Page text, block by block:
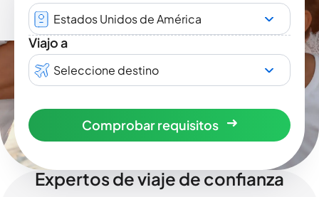
Estados Unidos de América
Viajo a
Seleccione destino
Comprobar requisitos
Expertos de viaje de confianza